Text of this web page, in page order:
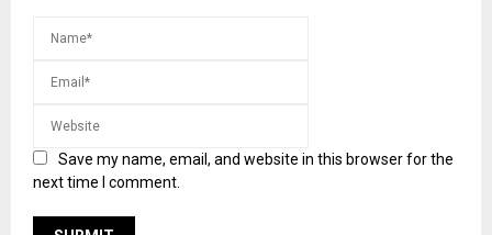
Save my name, email, and website in this browser for the
next time I comment.